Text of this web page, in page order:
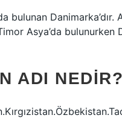
bulunan
Asya’da
ADI NEDIR?